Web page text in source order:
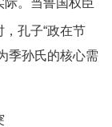
际。当鲁国权臣
孔子“政在节
季孙氏的核心需